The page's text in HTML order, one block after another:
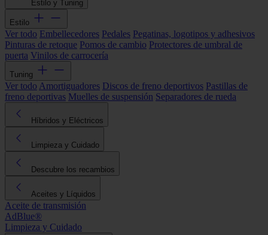
Estilo y Tuning
Estilo
Ver todo Embellecedores Pedales Pegatinas, logotipos y adhesivos
Pinturas de retoque Pomos de cambio Protectores de umbral de
puerta Vinilos de carrocería
Tuning
Ver todo Amortiguadores Discos de freno deportivos Pastillas de
freno deportivas Muelles de suspensión Separadores de rueda
Híbridos y Eléctricos
Limpieza y Cuidado
Descubre los recambios
Aceites y Líquidos
Aceite de transmisión
AdBlue®
Limpieza y Cuidado